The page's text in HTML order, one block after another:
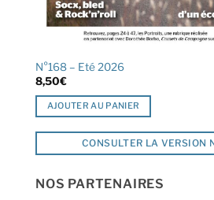
N°168 – Eté 2026
8,50€
AJOUTER AU PANIER
CONSULTER LA VERSION
NOS PARTENAIRES